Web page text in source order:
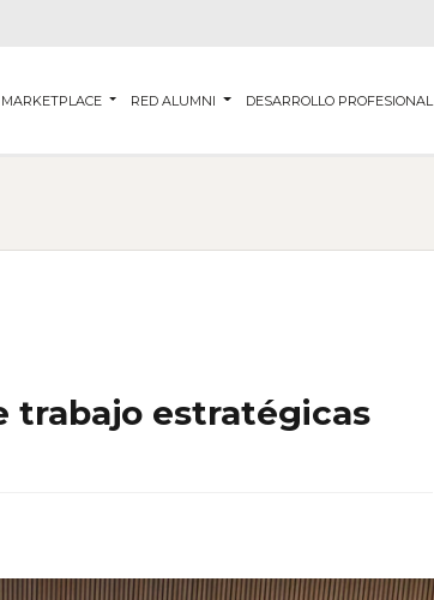
MARKETPLACE RED ALUMNI DESARROLLO PROFESIONAL
trabajo estratégicas